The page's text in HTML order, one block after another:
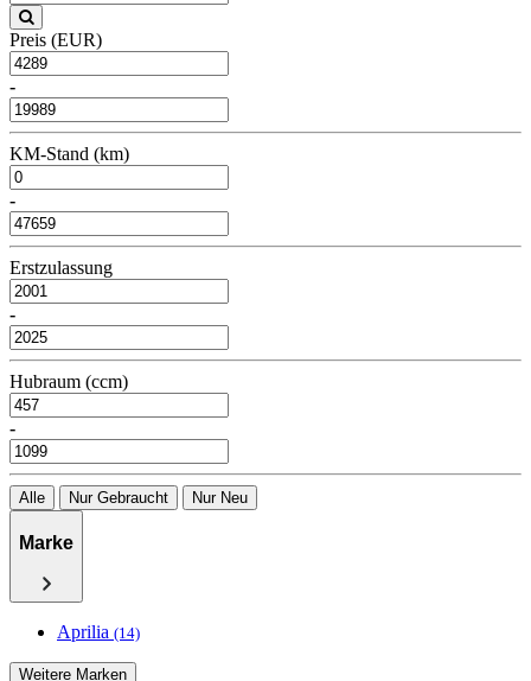
Preis (EUR)
-
KM-Stand (km)
-
Erstzulassung
-
Hubraum (ccm)
-
Alle Nur Gebraucht Nur Neu
Marke
Aprilia (14)
Weitere Marken